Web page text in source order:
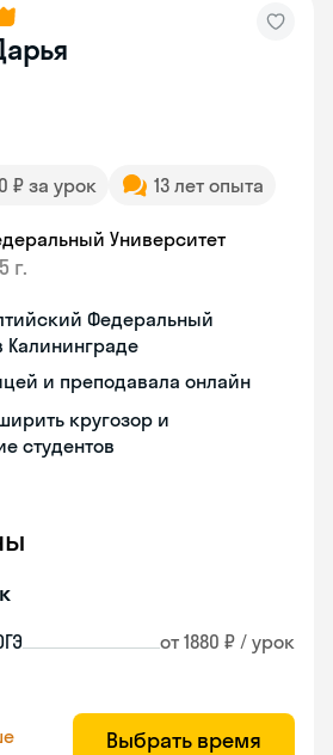
₽ за урок 13 лет опыта
Университет
г.
Федеральный
Калининграде
и преподавала онлайн
кругозор и
студентов
от 1880 ₽ / урок
Выбрать время